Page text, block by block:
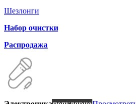
Шезлонги
Набор очистки
Распродажа